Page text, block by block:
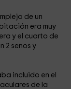
de un
era muy
y el cuarto de
2 senos y
incluido en el
de la